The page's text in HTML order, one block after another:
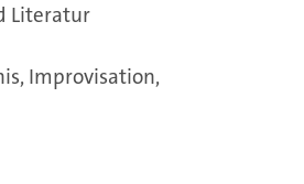
Literatur
Improvisation,